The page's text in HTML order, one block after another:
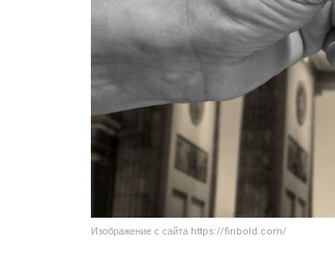
Изображение с сайта https://finbold.com/